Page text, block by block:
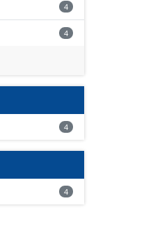
4
4
4
4